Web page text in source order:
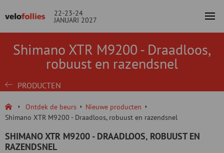
22-23-24
JANUARI 2027
Shimano XTR M9200 - Draadloos,
robuust en razendsnel
PRODUCTEN
Ontdek de beurs
Nieuwe producten
Shimano XTR M9200 - Draadloos, robuust en razendsnel
SHIMANO XTR M9200 - DRAADLOOS, ROBUUST EN
RAZENDSNEL